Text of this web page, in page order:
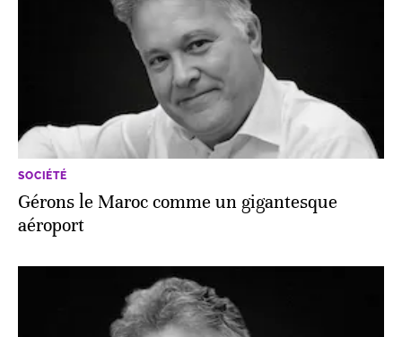
SOCIÉTÉ
Gérons le Maroc comme un gigantesque
aéroport